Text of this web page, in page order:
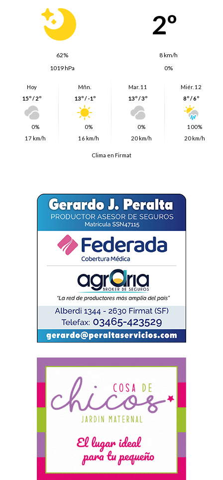
2º
62%
8 km/h
1019 hPa
0%
Hoy
15º / 2º
0%
17 km/h
Mñn.
13º / -1º
0%
16 km/h
Mar. 11
13º / 3º
0%
20 km/h
Miér. 12
8º / 6º
100%
20 km/h
Clima en Firmat